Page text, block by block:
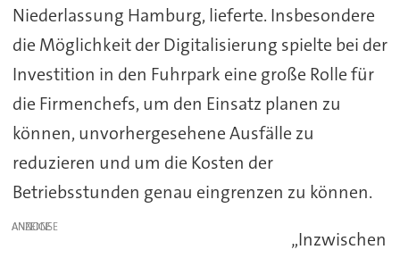
Niederlassung Hamburg, lieferte. Insbesondere
die Möglichkeit der Digitalisierung spielte bei der
Investition in den Fuhrpark eine große Rolle für
die Firmenchefs, um den Einsatz planen zu
können, unvorhergesehene Ausfälle zu
reduzieren und um die Kosten der
Betriebsstunden genau eingrenzen zu können.
ANZEIGE
„Inzwischen